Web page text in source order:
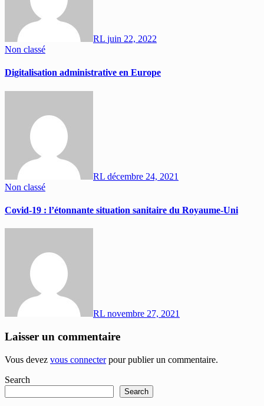
RL juin 22, 2022
Non classé
Digitalisation administrative en Europe
RL décembre 24, 2021
Non classé
Covid-19 : l’étonnante situation sanitaire du Royaume-Uni
RL novembre 27, 2021
Laisser un commentaire
Vous devez vous connecterpour publier un commentaire.
Search
Search